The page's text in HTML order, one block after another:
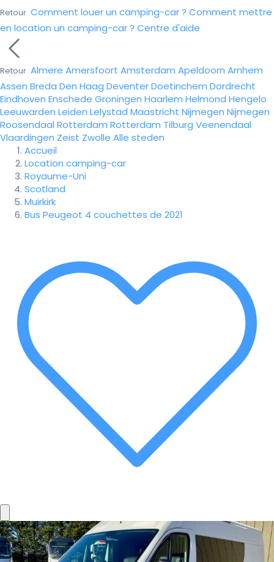
Retour Comment louer un camping-car ? Comment mettre
en location un camping-car ? Centre d'aide
Retour Almere Amersfoort Amsterdam Apeldoorn Arnhem
Assen Breda Den Haag DeventerDoetinchem Dordrecht
Eindhoven Enschede Groningen Haarlem Helmond Hengelo
Leeuwarden Leiden Lelystad Maastricht Nijmegen Nijmegen
Roosendaal Rotterdam Rotterdam Tilburg Veenendaal
Vlaardingen Zeist Zwolle Alle steden
Accueil
Location camping-car
Royaume-Uni
Scotland
Muirkirk
Bus Peugeot 4 couchettes de 2021